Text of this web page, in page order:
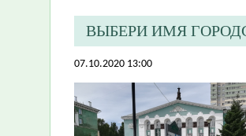
ВЫБЕРИ ИМЯ
07.10.2020 13:00